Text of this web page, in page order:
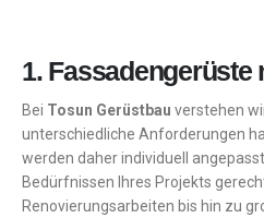
1. Fassadengerüste
Bei Tosun Gerüstbau verstehen
unterschiedliche Anforderungen
werden daher individuell
Bedürfnissen Ihres Projekts
Renovierungsarbeiten bis hin zu